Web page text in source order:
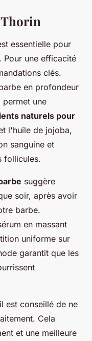
essentielle pour
Pour une efficacité
clés.
en profondeur
une
naturels pour
l'huile de jojoba,
sanguine et
follicules.
suggère
soir, après avoir
barbe.
en massant
uniforme sur
garantit que les
est conseillé de ne
Cela
et une meilleure